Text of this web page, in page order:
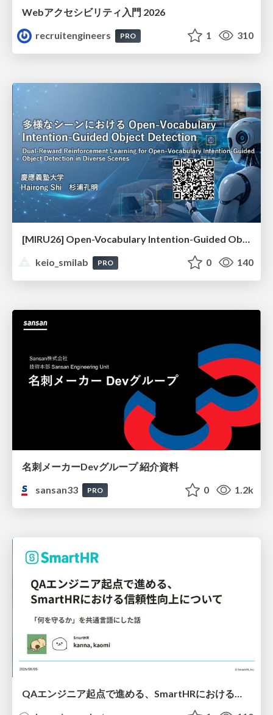
Webアクセシビリティ入門 2026
recruitengineers
PRO 1 310
[MIRU26] Open-Vocabulary Intention-Guided Object Detection in Diverse Scenes
keio_smilab
PRO 0 140
名刺メーカーDevグループ 紹介資料
sansan33
PRO 0 1.2k
QAエンジニア起点で進める、SmartHRにおける信頼性向上について